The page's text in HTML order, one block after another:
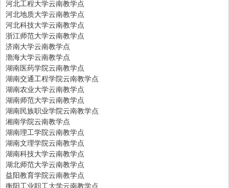
河北工程大学云南教学点
河北地质大学云南教学点
河北科技大学云南教学点
浙江师范大学云南教学点
济南大学云南教学点
渤海大学云南教学点
湖南医药学院云南教学点
湖南交通工程学院云南教学点
湖南农业大学云南教学点
湖南师范大学云南教学点
湖南民族职业学院云南教学点
湘南学院云南教学点
湖南理工学院云南教学点
湖南文理学院云南教学点
湖南科技大学云南教学点
湖北师范大学云南教学点
益阳教育学院云南教学点
衡阳工业职工大学云南教学点